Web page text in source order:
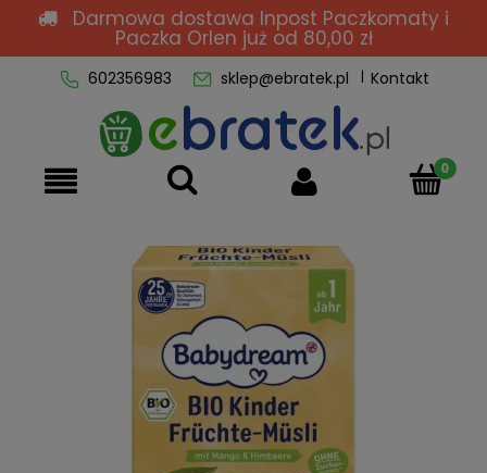
Darmowa dostawa Inpost Paczkomaty i
Paczka Orlen już od 80,00 zł
602356983 sklep@ebratek.pl Kontakt